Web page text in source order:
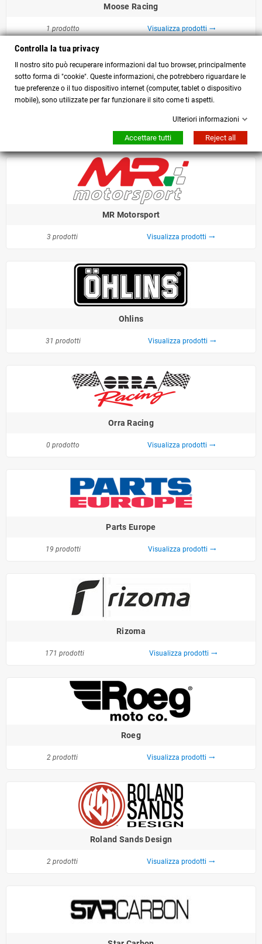
Moose Racing
1 prodotto Visualizza prodottitrending_flat
Visualizza prodottitrending_flat
MR Motorsport
3 prodotti Visualizza prodotti trending_flat
Ohlins
31 prodotti Visualizza prodotti trending_flat
Orra Racing
0 prodotto Visualizza prodotti trending_flat
Parts Europe
19 prodotti Visualizza prodotti trending_flat
Rizoma
171 prodotti Visualizza prodotti trending_flat
Roeg
2 prodotti Visualizza prodotti trending_flat
Roland Sands Design
2 prodotti Visualizza prodotti trending_flat
Controlla la tua privacy
Il nostro sito può recuperare informazioni dal tuo browser, principalmente
sotto forma di "cookie". Queste informazioni, che potrebbero riguardare le
tue preferenze o il tuo dispositivo internet (computer, tablet o dispositivo
mobile), sono utilizzate per far funzionare il sito come ti aspetti.
Ulteriori informazioni
Accettare tutti Reject all